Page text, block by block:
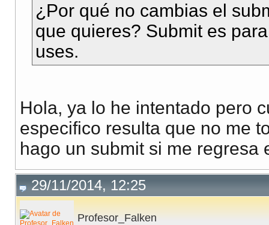
¿Por qué no cambias el
que quieres? Submit es
uses.
Hola, ya lo he intentado pero
especifico resulta que no me
hago un submit si me regresa
29/11/2014, 12:25
Profesor_Falken